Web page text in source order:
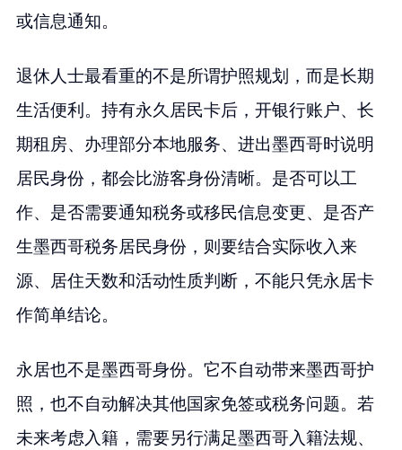
或信息通知。
退休人士最看重的不是所谓护照规划，而是长期
生活便利。持有永久居民卡后，开银行账户、长
期租房、办理部分本地服务、进出墨西哥时说明
居民身份，都会比游客身份清晰。是否可以工
作、是否需要通知税务或移民信息变更、是否产
生墨西哥税务居民身份，则要结合实际收入来
源、居住天数和活动性质判断，不能只凭永居卡
作简单结论。
永居也不是墨西哥身份。它不自动带来墨西哥护
照，也不自动解决其他国家免签或税务问题。若
未来考虑入籍，需要另行满足墨西哥入籍法规、